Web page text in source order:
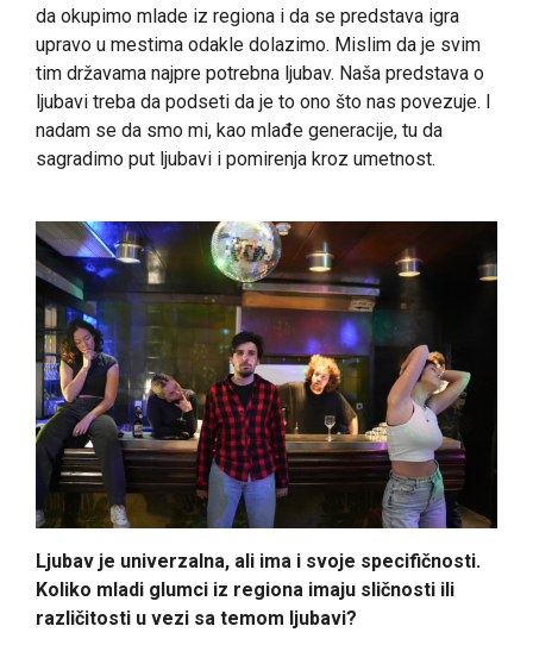
da okupimo mlade iz regiona i da se predstava igra
upravo u mestima odakle dolazimo. Mislim da je svim
tim državama najpre potrebna ljubav. Naša predstava o
ljubavi treba da podseti da je to ono što nas povezuje. I
nadam se da smo mi, kao mlađe generacije, tu da
sagradimo put ljubavi i pomirenja kroz umetnost.
Ljubav je univerzalna, ali ima i svoje specifičnosti.
Koliko mladi glumci iz regiona imaju sličnosti ili
različitosti u vezi sa temom ljubavi?